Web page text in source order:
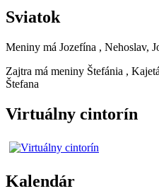
Sviatok
Meniny má Jozefína , Nehoslav,
Zajtra má meniny Štefánia ,
Štefana
Virtuálny cintorín
Kalendár